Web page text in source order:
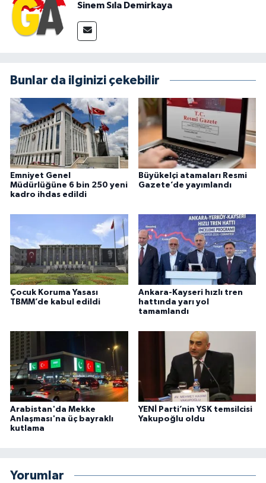
Sinem Sıla Demirkaya
Bunlar da ilginizi çekebilir
Emniyet Genel
Müdürlüğüne 6 bin 250 yeni
kadro ihdas edildi
Büyükelçi atamaları Resmi
Gazete’de yayımlandı
Çocuk Koruma Yasası
TBMM’de kabul edildi
Ankara-Kayseri hızlı tren
hattında yarı yol
tamamlandı
Arabistan'da Mekke
Anlaşması'na üç bayraklı
kutlama
YENİ Parti’nin YSK temsilcisi
Yakupoğlu oldu
Yorumlar